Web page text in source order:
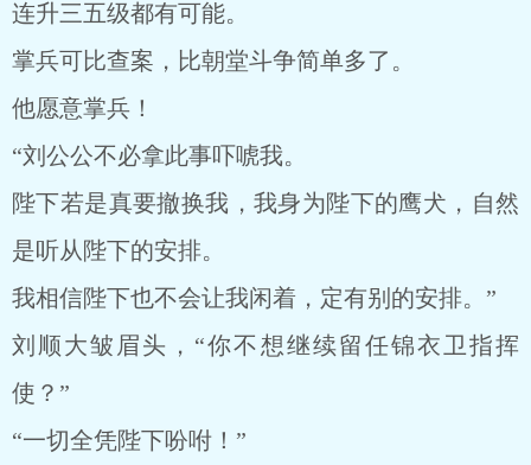
连升三五级都有可能。
掌兵可比查案，比朝堂斗争简单多了。
他愿意掌兵！
“刘公公不必拿此事吓唬我。
陛下若是真要撤换我，我身为陛下的鹰犬，自然
是听从陛下的安排。
我相信陛下也不会让我闲着，定有别的安排。”
刘顺大皱眉头，“你不想继续留任锦衣卫指挥
使？”
“一切全凭陛下吩咐！”